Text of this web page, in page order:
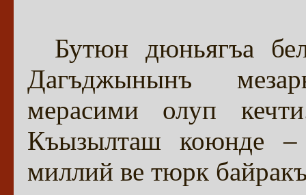
Бутюн дюньягъа
Дагъджынынъ
мерасими олуп
Къызылташ коюнде
миллий ве тюрк